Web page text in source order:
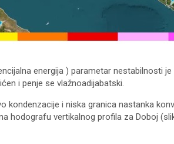
energija ) parametar nestabilnosti
i penje se vlažnoadijabatski.
kondenzacije i niska granica nastanka
hodografu vertikalnog profila za Doboj